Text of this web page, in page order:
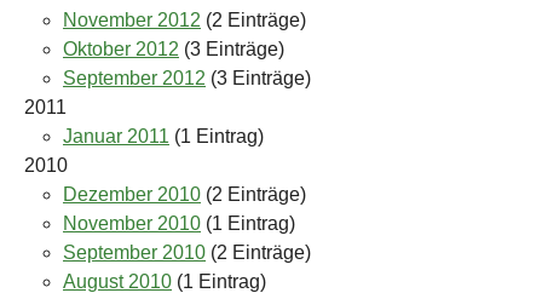
November 2012 (2 Einträge)
Oktober 2012 (3 Einträge)
September 2012 (3 Einträge)
2011
Januar 2011 (1 Eintrag)
2010
Dezember 2010 (2 Einträge)
November 2010 (1 Eintrag)
September 2010 (2 Einträge)
August 2010 (1 Eintrag)